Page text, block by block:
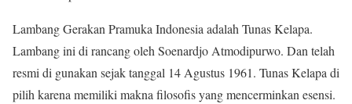
Lambang Gerakan Pramuka Indonesia adalah Tunas Kelapa.
Lambang ini di rancang oleh Soenardjo Atmodipurwo. Dan telah
resmi di gunakan sejak tanggal 14 Agustus 1961. Tunas Kelapa di
pilih karena memiliki makna filosofis yang mencerminkan esensi.